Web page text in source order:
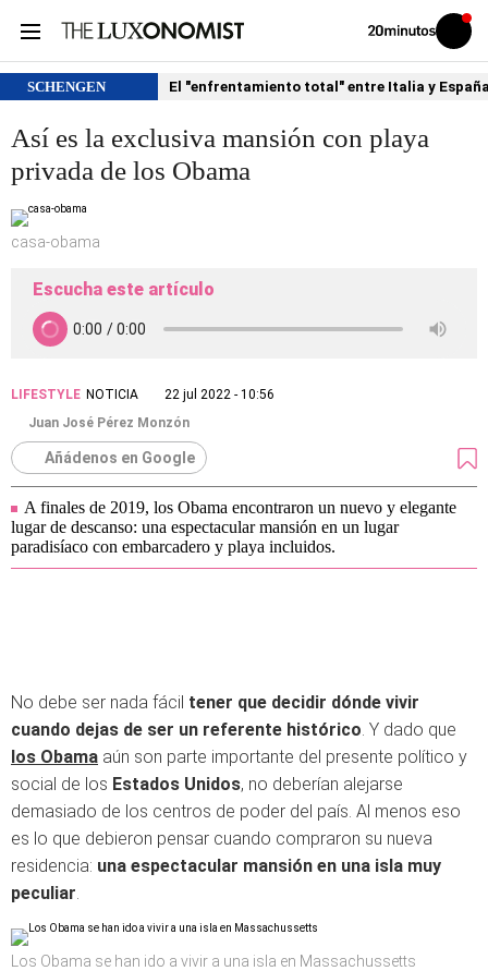
Volver
Iniciar
sesión
SCHENGEN El "enfrentamiento total" entre Italia y
Así es la exclusiva mansión con playa
privada de los Obama
casa-obama
Escucha este artículo
LIFESTYLE NOTICIA
22 jul 2022 - 10:56
Juan José Pérez Monzón
Añádenos en Google
A finales de 2019, los Obama encontraron un nuevo y elegante
lugar de descanso: una espectacular mansión en un lugar
paradisíaco con embarcadero y playa incluidos.
No debe ser nada fácil tener que decidir dónde vivir
cuando dejas de ser un referente histórico. Y dado que
los Obama aún son parte importante del presente político y
social de los Estados Unidos, no deberían alejarse
demasiado de los centros de poder del país. Al menos eso
es lo que debieron pensar cuando compraron su nueva
residencia: una espectacular mansión en una isla muy
peculiar.
Los Obama se han ido a vivir a una isla en Massachussetts